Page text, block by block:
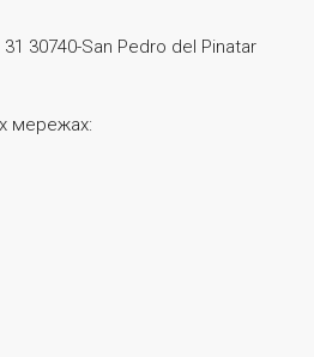
30740-San Pedro del Pinatar
мережах: